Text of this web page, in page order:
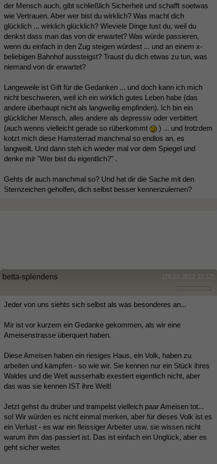
der Mensch auch, gibt schließlich Sicherheit und schafft soetwas
wie Vertrauen. Aber wer bist du wirklich? Was macht dich
glücklich ... wirklich glücklich? Wieviele Dinge tust du, weil du
denkst dass man das von dir erwartet? Was würde passieren,
wenn du einfach in den Zug steigen würdest ... und an einem x-
beliebigen Bahnhof aussteigst? Traust du dich etwas zu tun, was
niemand von dir erwartet?
Langeweile ist Gift für die Gedanken ... und doch kann ich mich
nicht beschweren, weil ich ein wirklich gutes Leben habe (das
andere überhaupt nicht als langweilig empfinden). Ich bin ein
glücklicher Mensch, alles andere als depressiv oder verbittert
(auch wenns vielleicht gerade so rüberkommt
) ... und trotzdem
kotzt mich diese Hamsterrad manchmal so endlos an, es
langweilt. Und dann steh ich wieder mal vor dem Spiegel und
denke mir "Wer bist du eigentlich?" .
Gehts dir auch manchmal so? Und hat dir die Sache mit den
Sternzeichen geholfen, dich selbst besser kennenzulernen?
(29.03.2012 21:12)
betta-splendens
Jeder von uns siehts sich selbst als was besonderes an...
Mir ist vor kurzem ein Gedanke gekommen, als wir eine
Ameisenstrasse überquert haben.
Diese Ameisen haben ein riesiges Haus, ein Volk, haben zu
arbeiten und kämpfen - so wie wir. Sie kennen nur ein Stück ihres
Waldes und die Welt ausserhalb exestiert eigentlich nicht, aber
das was sie kennen IST ihre Welt!
Jetzt gehst du drüber und trampelst vielleich paar Ameisen tot...
so! Wir würden es nicht einmal merken, aber für dieses Volk ist es
ein Verlust - es war ein fleissiger Arbeiter usw. sie wissen nicht
warum ihm das passiert ist. Das ist einfach ein Unglück, aber es
geht sicher weiter.